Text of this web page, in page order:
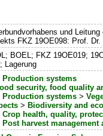
und
FKZ 19OE098: Prof. Dr.
BOEL; FKZ 19OE019;
Lagerung
Production systems
security, food quality
Production systems>
> Biodiversity and
Crop health, quality,
Post harvest management